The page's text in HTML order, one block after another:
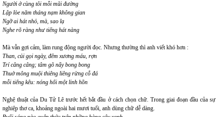
Người ở cùng tôi mỗi mũi đường
Lập lòe năm tháng nạm không gian
Ngỡ ai hát nhỏ, mà, sao lạ
Nghe rõ ràng như tiếng hát nàng
Mà vẫn gợi cảm, làm rung động người đọc. Nhưng thường thì anh viết khó hơn :
Than, củi gọi ngày, đêm xương máu, rợn
Trí câng câng; tâm gõ nẩy bong bong
Thuở mông muội thiêng liêng rừng cỗ đá
mỗi tiếng kêu: nóng hổi một linh hồn
Nghệ thuật của Du Tử Lê trước hết bắt đầu ở cách chọn chữ. Trong giai đoạn đầu của sự
nghiệp thơ ca, khoảng ngoài hai mươi tuổi, anh dùng chữ dễ dàng.